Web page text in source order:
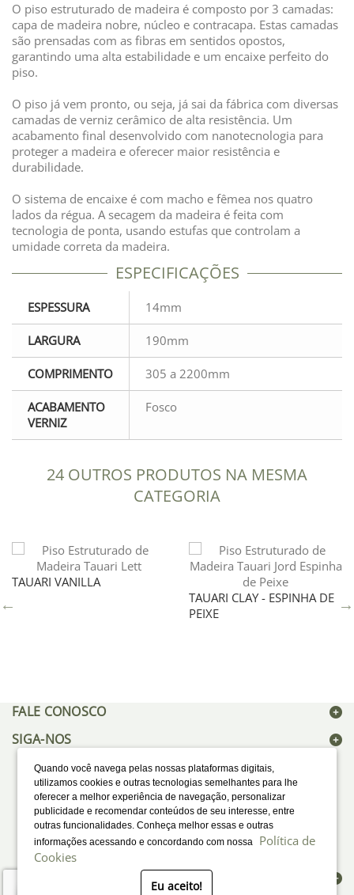
Quando você navega pelas nossas plataformas digitais,
utilizamos cookies e outras tecnologias semelhantes para lhe
oferecer a melhor experiência de navegação, personalizar
publicidade e recomendar conteúdos de seu interesse, entre
outras funcionalidades. Conheça melhor essas e outras
informações acessando e concordando com nossa
Política de
Cookies
Eu aceito!
O piso estruturado de madeira é composto por 3 camadas:
capa de madeira nobre, núcleo e contracapa. Estas camadas
são prensadas com as fibras em sentidos opostos,
garantindo uma alta estabilidade e um encaixe perfeito do
piso.
O piso já vem pronto, ou seja, já sai da fábrica com diversas
camadas de verniz cerâmico de alta resistência. Um
acabamento final desenvolvido com nanotecnologia para
proteger a madeira e oferecer maior resistência e
durabilidade.
O sistema de encaixe é com macho e fêmea nos quatro
lados da régua. A secagem da madeira é feita com
tecnologia de ponta, usando estufas que controlam a
umidade correta da madeira.
ESPECIFICAÇÕES
ESPESSURA 14mm
LARGURA 190mm
COMPRIMENTO 305 a 2200mm
ACABAMENTO
VERNIZ
Fosco
24 OUTROS PRODUTOS NA MESMA
CATEGORIA
TAUARI VANILLA
TAUARI CLAY - ESPINHA DE
PEIXE
FALE CONOSCO
SIGA-NOS